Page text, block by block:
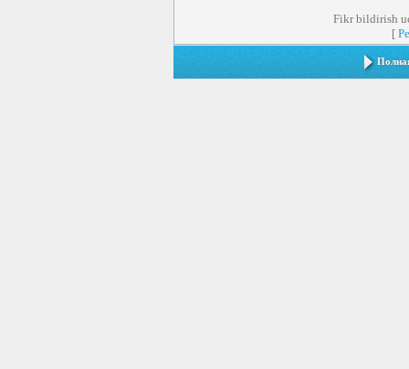
Fikr bildirish
[